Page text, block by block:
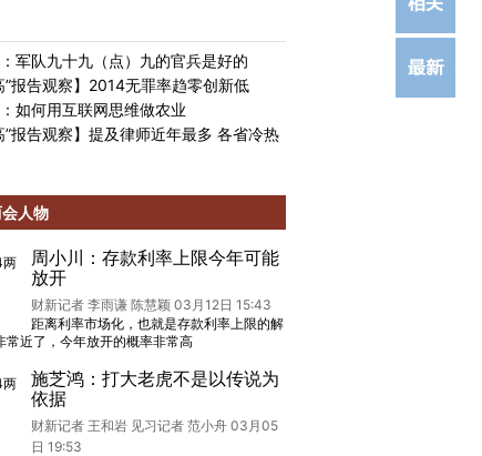
军队九十九（点）九的官兵是好的
”报告观察】2014无罪率趋零创新低
如何用互联网思维做农业
”报告观察】提及律师近年最多 各省冷热
人物
周小川：存款利率上限今年可能
放开
财新记者 李雨谦 陈慧颖 03月12日 15:43
距离利率市场化，也就是存款利率上限的解
常近了，今年放开的概率非常高
施芝鸿：打大老虎不是以传说为
依据
财新记者 王和岩 见习记者 范小舟 03月05
日 19:53